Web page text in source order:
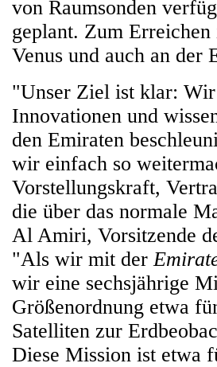
von Raumsonden
geplant. Zum
Venus und auch an der
"Unser Ziel ist klar:
Innovationen und
den Emiraten
wir einfach so
Vorstellungskraft,
die über das normale
Al Amiri, Vorsitzende
"Als wir mit der
wir eine sechsjährige
Größenordnung etwa
Satelliten zur
Diese Mission ist etwa